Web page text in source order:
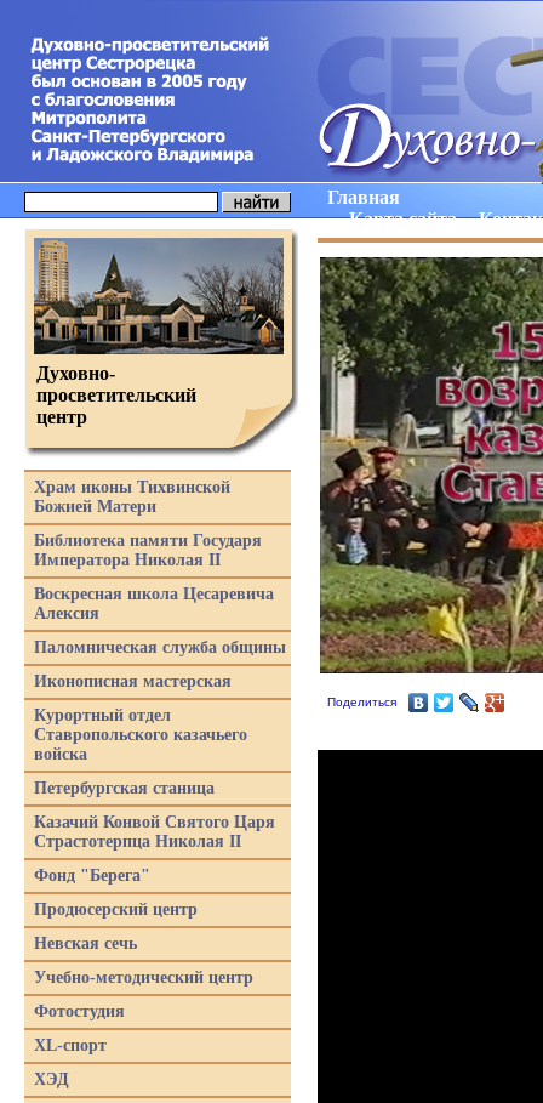
Главная
Карта сайта
Поделиться
Духовно-
просветительский
центр
Храм иконы Тихвинской
Божией Матери
Библиотека памяти Государя
Императора Николая II
Воскресная школа Цесаревича
Алексия
Паломническая служба общины
Иконописная мастерская
Курортный отдел
Ставропольского казачьего
войска
Петербургская станица
Казачий Конвой Святого Царя
Страстотерпца Николая II
Фонд "Берега"
Продюсерский центр
Невская сечь
Учебно-методический центр
Фотостудия
XL-спорт
ХЭД